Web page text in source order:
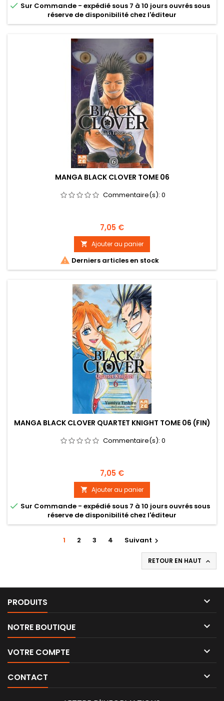
 Sur Commande - expédié sous 7 à 10 jours ouvrés sous
réserve de disponibilité chez l'éditeur
MANGA BLACK CLOVER TOME 06
Commentaire(s): 0
Prix
7,05 €
 Ajouter au panier
 Derniers articles en stock
MANGA BLACK CLOVER QUARTET KNIGHT TOME 06 (FIN)
Commentaire(s): 0
Prix
7,05 €
 Ajouter au panier
 Sur Commande - expédié sous 7 à 10 jours ouvrés sous
réserve de disponibilité chez l'éditeur
1 2 3 4 Suivant 
RETOUR EN HAUT 
PRODUITS 
NOTRE BOUTIQUE 
VOTRE COMPTE 
CONTACT 